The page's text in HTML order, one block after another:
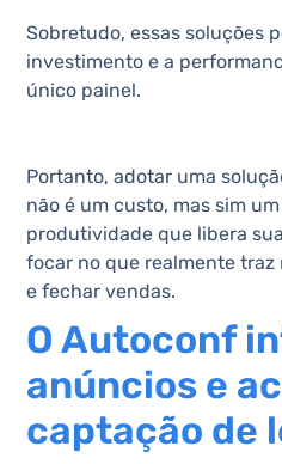
Sobretudo, essas soluções
investimento e a
único painel.
Portanto, adotar uma
não é um custo, mas sim
produtividade que libera
focar no que realmente
e fechar vendas.
O Autoconf
anúncios e
captação de